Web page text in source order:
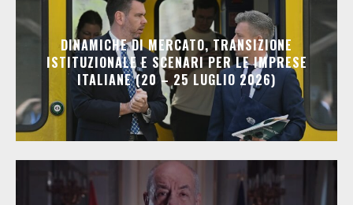
DINAMICHE DI MERCATO, TRANSIZIONE
ISTITUZIONALE E SCENARI PER LE IMPRESE
ITALIANE (20 – 25 LUGLIO 2026)